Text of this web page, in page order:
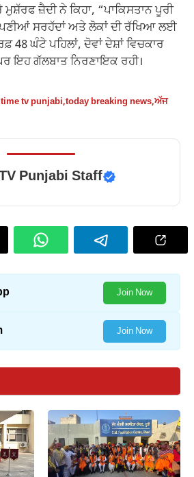
ਜ਼ੈਦੀ ਨੇ ਕਿਹਾ, “ਪਾਕਿਸਤਾਨ ਪੂਰੀ
ਸਰਹੱਦਾਂ ਅਤੇ ਲੋਕਾਂ ਦੀ ਰੱਖਿਆ ਲਈ
48 ਘੰਟੇ ਪਹਿਲਾਂ, ਦੋਵਾਂ ਦੇਸ਼ਾਂ ਵਿਚਕਾਰ
ਇਹ ਗੱਲਬਾਤ ਨਿਰਣਾਇਕ ਰਹੀ।
time tv punjabi,today breaking news,ਅੱਜ
Punjabi Staff
Join Now
Join Now